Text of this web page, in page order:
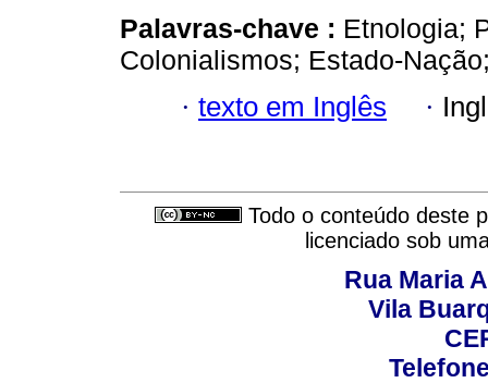
Palavras-chave : Etnologia;
Colonialismos; Estado-
· texto em Inglês ·
Todo o conteúdo deste
licenciado sob
Rua Maria
Vila